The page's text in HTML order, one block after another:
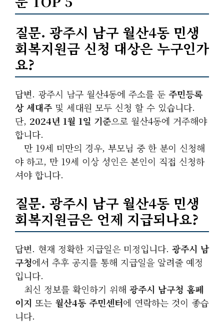
질문. 광주시 남구 월산4동 민생
회복지원금 신청 대상은 누구인가
요?
답변. 광주시 남구 월산4동에 주소를 둔 주민등록
상 세대주 및 세대원 모두 신청 할 수 있습니다.
단, 2024년 1월 1일 기준으로 월산4동에 거주해야
합니다.
만 19세 미만의 경우, 부모님 중 한 분이 신청해
야 하고, 만 19세 이상 성인은 본인이 직접 신청하
셔야 합니다.
질문. 광주시 남구 월산4동 민생
회복지원금은 언제 지급되나요?
답변. 현재 정확한 지급일은 미정입니다. 광주시 남
구청에서 추후 공지를 통해 지급일을 알려줄 예정
입니다.
최신 정보를 확인하기 위해 광주시 남구청 홈페
이지 또는 월산4동 주민센터에 연락하는 것이 좋습
니다.